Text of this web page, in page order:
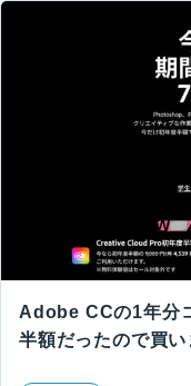
Adobe CCの1年分
半額だったので買い